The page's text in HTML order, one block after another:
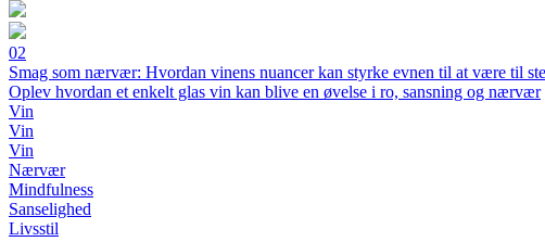
02
Smag som nærvær: Hvordan vinens nuancer kan styrke evnen til at være til
Oplev hvordan et enkelt glas vin kan blive en øvelse i ro, sansning og nærvær
Vin
Vin
Vin
Nærvær
Mindfulness
Sanselighed
Livsstil